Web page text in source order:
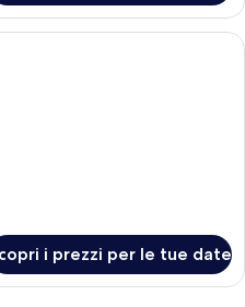
Camera d'albergo con due letti, un
i prezzi per le tue date